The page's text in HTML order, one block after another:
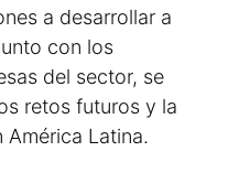
a desarrollar a
con los
del sector, se
retos futuros y la
Latina.